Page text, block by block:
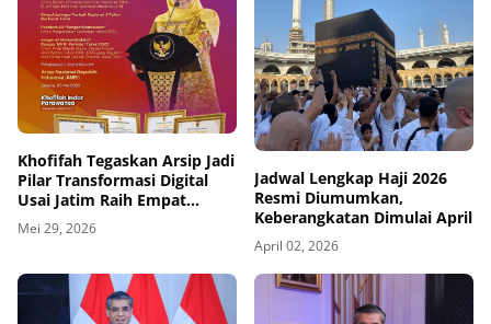
Khofifah Tegaskan Arsip Jadi
Pilar Transformasi Digital
Usai Jatim Raih Empat
Penghargaan
Mei 29, 2026
Jadwal Lengkap Haji 2026
Resmi Diumumkan,
Keberangkatan Dimulai April
April 02, 2026